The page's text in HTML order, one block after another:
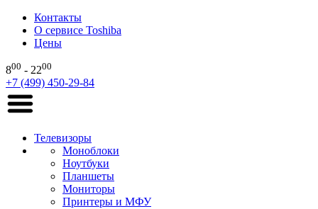
Контакты
О сервисе Toshiba
Цены
800 - 2200
+7 (499) 450-29-84
Телевизоры
Моноблоки
Ноутбуки
Планшеты
Мониторы
Принтеры и МФУ